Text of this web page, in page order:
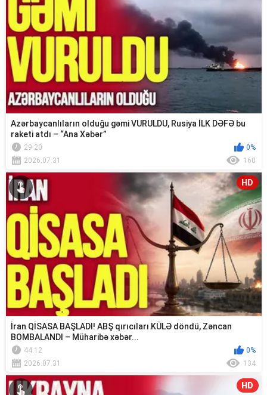
Azərbaycanlıların olduğu gəmi VURULDU, Rusiya İLK DƏFƏ bu
raketi atdı – “Ana Xəbər”
29:20
0%
2026.07.31
160
HD
İran QİSASA BAŞLADI! ABŞ qırıcıları KÜLƏ döndü, Zəncan
BOMBALANDI – Müharibə xəbər...
44:12
0%
2026.07.31
134
HD